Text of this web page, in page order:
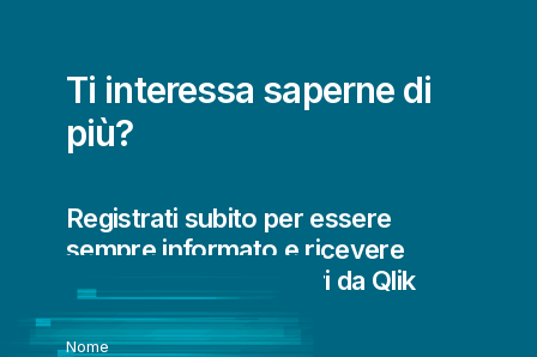
Ti interessa saperne di
più?
Registrati subito per essere
sempre informato e ricevere
aggiornamenti regolari da Qlik
Nome